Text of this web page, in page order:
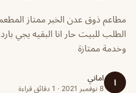
مطاعم ذوق عدن الخبر ممتاز
الطلب للبيت حار انا البقيه يجي
وخدمة ممتازة
ا اماني
8 نوفمبر 2021 · 1 دقائق قراءة